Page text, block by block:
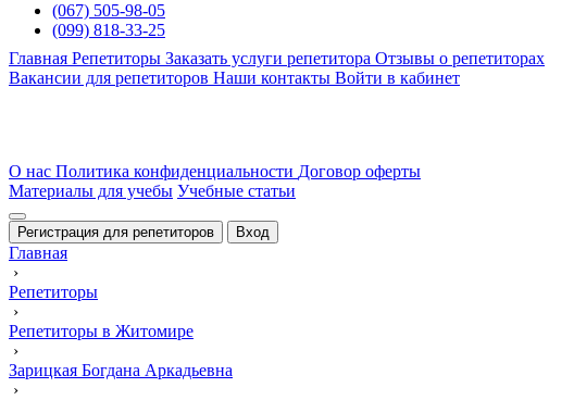
(067) 505-98-05
(099) 818-33-25
Главная Репетиторы Заказать услуги репетитора Отзывы о репетиторах
Вакансии для репетиторов Наши контакты Войти в кабинет
О нас Политика конфиденциальности Договор оферты
Материалы для учебы Учебные статьи
Регистрация для репетиторов Вход
Главная
›
Репетиторы
›
Репетиторы в Житомире
›
Зарицкая Богдана Аркадьевна
›